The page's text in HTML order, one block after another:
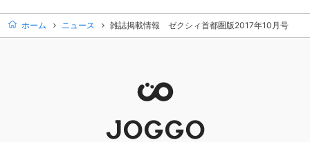
ホーム ニュース 雑誌掲載情報 ゼクシィ首都圏版2017年10月号